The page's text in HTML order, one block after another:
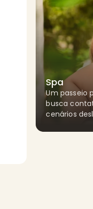
Spa
Um passeio
busca
cenários